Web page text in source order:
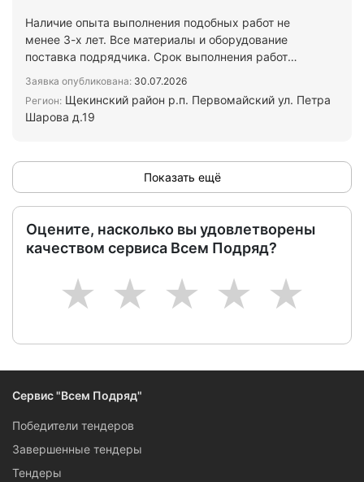
Наличие опыта выполнения подобных работ не
менее 3-х лет. Все материалы и оборудование
поставка подрядчика. Срок выполнения работ
Заявка опубликована: 30.07.2026
Регион: Щекинский район р.п. Первомайский ул. Петра
Шарова д.19
Показать ещё
Оцените, насколько вы удовлетворены
качеством сервиса Всем Подряд?
5
4
3
2
1
Сервис "Всем Подряд"
Победители тендеров
Завершенные тендеры
Тендеры